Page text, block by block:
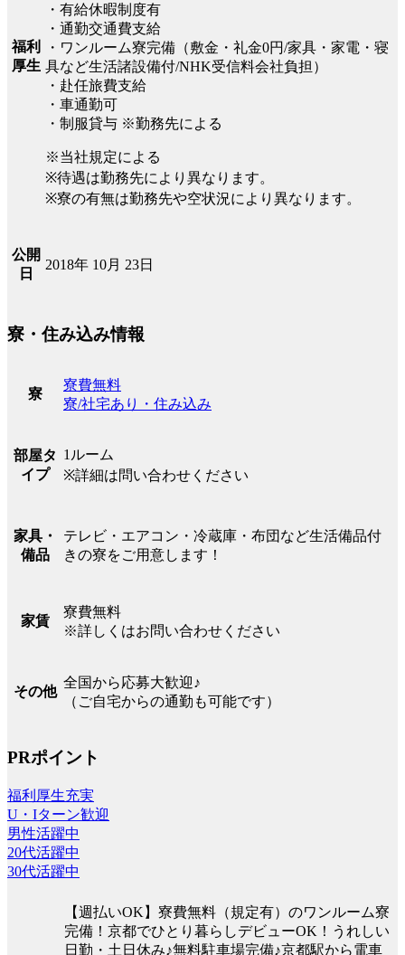
福利
厚生
・有給休暇制度有
・通勤交通費支給
・ワンルーム寮完備（敷金・礼金0円/家具・家電・寝
具など生活諸設備付/NHK受信料会社負担）
・赴任旅費支給
・車通勤可
・制服貸与 ※勤務先による
※当社規定による
※待遇は勤務先により異なります。
※寮の有無は勤務先や空状況により異なります。
公開
日
2018年 10月 23日
寮・住み込み情報
寮
寮費無料
寮/社宅あり・住み込み
部屋タ
イプ
1ルーム
※詳細は問い合わせください
家具・
備品
テレビ・エアコン・冷蔵庫・布団など生活備品付
きの寮をご用意します！
家賃
寮費無料
※詳しくはお問い合わせください
その他
全国から応募大歓迎♪
（ご自宅からの通勤も可能です）
PRポイント
福利厚生充実
U・Iターン歓迎
男性活躍中
20代活躍中
30代活躍中
【週払いOK】寮費無料（規定有）のワンルーム寮
完備！京都でひとり暮らしデビューOK！うれしい
日勤・土日休み♪無料駐車場完備♪京都駅から電車